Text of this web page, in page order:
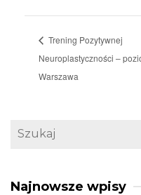
Trening Pozytywnej
Neuroplastyczności –
Warszawa
Search
Najnowsze wpisy